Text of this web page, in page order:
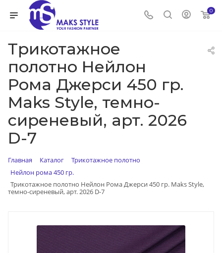
0
Трикотажное
полотно Нейлон
Рома Джерси 450 гр.
Maks Style, темно-
сиреневый, арт. 2026
D-7
Главная Каталог
Трикотажное полотно
Нейлон рома 450 гр.
Трикотажное полотно Нейлон Рома Джерси 450 гр. Maks Style,
темно-сиреневый, арт. 2026 D-7